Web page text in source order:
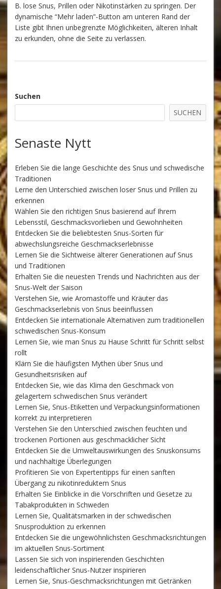
B. lose Snus, Prillen oder Nikotinstärken zu springen. Der
dynamische “Mehr laden”-Button am unteren Rand der
Liste gibt Ihnen unbegrenzte Möglichkeiten, älteren Inhalt
zu erkunden, ohne die Seite zu verlassen.
Suchen
SUCHEN
Senaste Nytt
Erleben Sie die lange Geschichte des Snus und schwedische
Traditionen
Lerne den Unterschied zwischen loser Snus und Prillen zu
erkennen
Wählen Sie den richtigen Snus basierend auf Ihrem
Lebensstil, Geschmacksvorlieben und Gewohnheiten
Entdecken Sie die beliebtesten Snus-Sorten für
abwechslungsreiche Geschmackserlebnisse
Lernen Sie die Sichtweise älterer Generationen auf Snus
und Traditionen
Erhalten Sie die neuesten Trends und Nachrichten aus der
Snus-Welt der Saison
Verstehen Sie, wie Aromastoffe und Kräuter das
Geschmackserlebnis von Snus beeinflussen
Entdecken Sie internationale Alternativen zum traditionellen
schwedischen Snus-Konsum
Lernen Sie, wie man Snus zu Hause Schritt für Schritt selbst
rollt
Klärn Sie die häufigsten Mythen über Snus und
Gesundheitsrisiken auf
Entdecken Sie, wie das Klima den Geschmack von
gelagertem schwedischen Snus verändert
Lernen Sie, Snus-Etiketten und Verpackungsinformationen
korrekt zu interpretieren
Verstehen Sie den Unterschied zwischen feuchten und
trockenen Portionen aus geschmacklicher Sicht
Entdecken Sie die Umweltauswirkungen des Snuskonsums
und nachhaltige Überlegungen
Profitieren Sie von Expertentipps für einen sanften
Übergang zu nikotinreduktem Snus
Erhalten Sie Einblicke in die Vorschriften und Gesetze zu
Tabakprodukten in Schweden
Lernen Sie, Qualitätsmarken in der schwedischen
Snusproduktion zu erkennen
Entdecken Sie die ungewöhnlichsten Geschmacksrichtungen
im aktuellen Snus-Sortiment
Lassen Sie sich von inspirierenden Geschichten
leidenschaftlicher Snus-Nutzer inspirieren
Lernen Sie, Snus-Geschmacksrichtungen mit Getränken